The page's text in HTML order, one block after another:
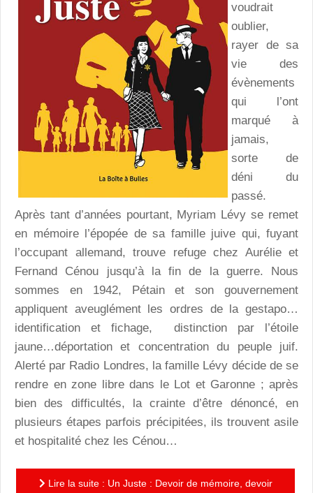
voudrait
oublier,
rayer de sa
vie des
évènements
qui l’ont
marqué à
jamais,
sorte de
déni du
passé.
Après tant d’années pourtant, Myriam Lévy se remet
en mémoire l’épopée de sa famille juive qui, fuyant
l’occupant allemand, trouve refuge chez Aurélie et
Fernand Cénou jusqu’à la fin de la guerre. Nous
sommes en 1942, Pétain et son gouvernement
appliquent aveuglément les ordres de la gestapo…
identification et fichage, distinction par l’étoile
jaune…déportation et concentration du peuple juif.
Alerté par Radio Londres, la famille Lévy décide de se
rendre en zone libre dans le Lot et Garonne ; après
bien des difficultés, la crainte d’être dénoncé, en
plusieurs étapes parfois précipitées, ils trouvent asile
et hospitalité chez les Cénou…
Lire la suite : Un Juste : Devoir de mémoire, devoir